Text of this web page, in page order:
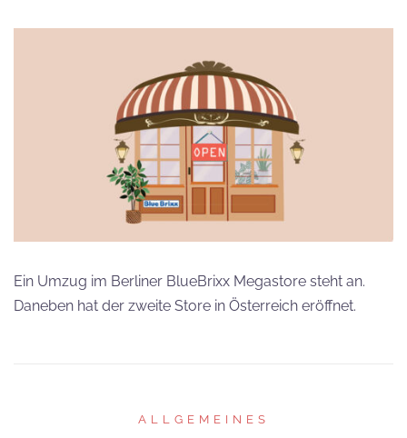
Ein Umzug im Berliner BlueBrixx Megastore steht an.
Daneben hat der zweite Store in Österreich eröffnet.
ALLGEMEINES